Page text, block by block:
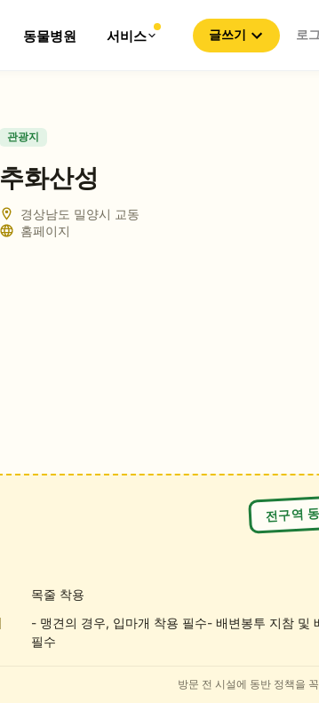
동물병원 서비스 글쓰기 로
관광지
추화산성
경상남도 밀양시 교동
홈페이지
전구역
목줄 착용
- 맹견의 경우, 입마개 착용 필수- 배변봉투 지참 및
필수
방문 전 시설에 동반 정책을